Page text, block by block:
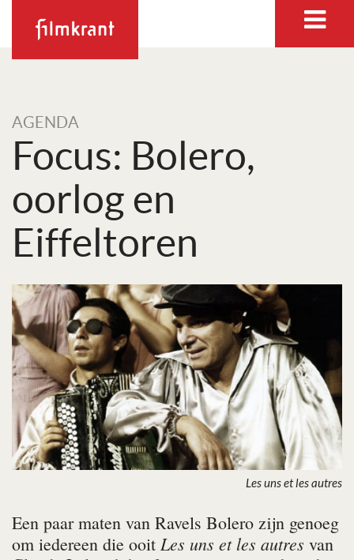
AGENDA
Focus: Bolero,
oorlog en
Eiffeltoren
Les uns et les autres
Een paar maten van Ravels Bolero zijn genoeg
om iedereen die ooit Les uns et les autres van